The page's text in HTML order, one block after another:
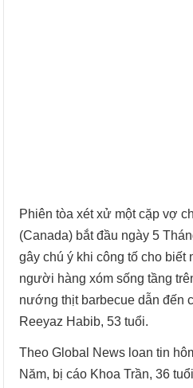
Phiên tòa xét xử một cặp vợ
(Canada) bắt đầu ngày 5
gây chú ý khi công tố cho biết
người hàng xóm sống tầng
nướng thịt barbecue dẫn đến
Reeyaz Habib, 53 tuổi.
Theo Global News loan tin
Năm, bị cáo Khoa Trần, 36